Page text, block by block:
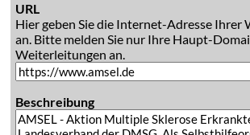
URL
Hier geben Sie die Internet-Adresse Ihrer
an. Bitte melden Sie nur Ihre Haupt-
Weiterleitungen an.
Beschreibung